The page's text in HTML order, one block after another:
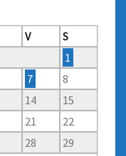
V
S
1
7
8
14
15
21
22
28
29